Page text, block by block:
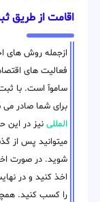
اقامت از طریق
ازجمله روش های
فعالیت های
ساموآ است. با
برای شما صادر می
المللی نیز در این
میتوانید پس از
شوید. در صورت
اخذ کنید و در
را کسب کنید.